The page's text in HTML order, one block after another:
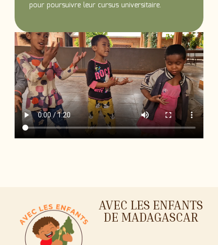
pour poursuivre leur cursus universitaire.
AVEC LES ENFANTS
DE MADAGASCAR